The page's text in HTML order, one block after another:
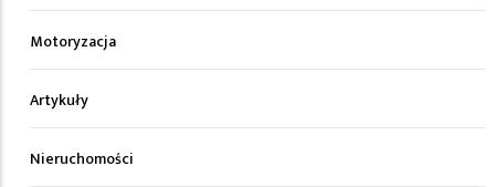
Motoryzacja
Artykuły
Nieruchomości